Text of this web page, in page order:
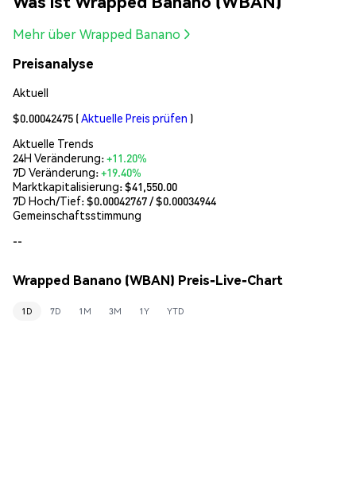
Mehr über Wrapped Banano
Preisanalyse
Aktuell
$0.00042475 (Aktuelle Preis prüfen )
Aktuelle Trends
24H Veränderung:+11.20%
7D Veränderung:+19.40%
Marktkapitalisierung:$41,550.00
7D Hoch/Tief: $0.00042767/ $0.00034944
Gemeinschaftsstimmung
--
Wrapped Banano (WBAN) Preis-Live-Chart
1D 7D 1M 3M 1Y YTD